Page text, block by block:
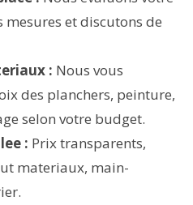
mesures et discutons de
: Nous vous
des planchers, peinture,
selon votre budget.
: Prix transparents,
materiaux, main-